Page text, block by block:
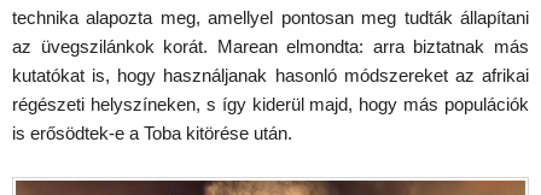
technika alapozta meg, amellyel pontosan meg tudták állapítani
az üvegszilánkok korát. Marean elmondta: arra biztatnak más
kutatókat is, hogy használjanak hasonló módszereket az afrikai
régészeti helyszíneken, s így kiderül majd, hogy más populációk
is erősödtek-e a Toba kitörése után.